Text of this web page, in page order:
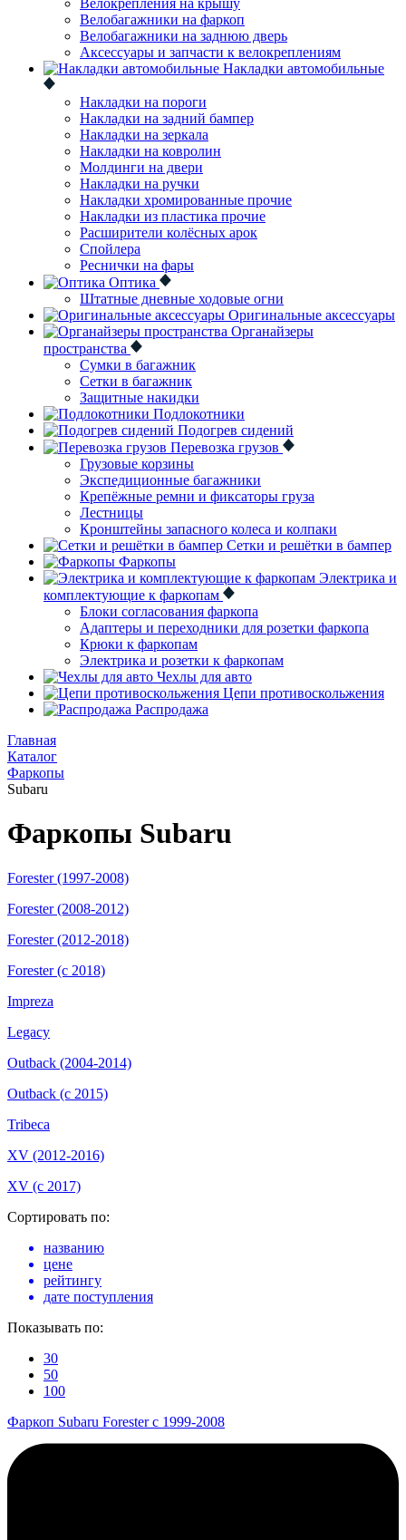
Велокрепления на крышу
Велобагажники на фаркоп
Велобагажники на заднюю дверь
Аксессуары и запчасти к велокреплениям
Накладки автомобильные
Накладки на пороги
Накладки на задний бампер
Накладки на зеркала
Накладки на ковролин
Молдинги на двери
Накладки на ручки
Накладки хромированные прочие
Накладки из пластика прочие
Расширители колёсных арок
Спойлера
Реснички на фары
Оптика
Штатные дневные ходовые огни
Оригинальные аксессуары
Органайзеры
пространства
Сумки в багажник
Сетки в багажник
Защитные накидки
Подлокотники
Подогрев сидений
Перевозка грузов
Грузовые корзины
Экспедиционные багажники
Крепёжные ремни и фиксаторы груза
Лестницы
Кронштейны запасного колеса и колпаки
Сетки и решётки в бампер
Фаркопы
Электрика и
комплектующие к фаркопам
Блоки согласования фаркопа
Адаптеры и переходники для розетки фаркопа
Крюки к фаркопам
Электрика и розетки к фаркопам
Чехлы для авто
Цепи противоскольжения
Распродажа
Главная
Каталог
Фаркопы
Subaru
Фаркопы Subaru
Forester (1997-2008)
Forester (2008-2012)
Forester (2012-2018)
Forester (с 2018)
Impreza
Legacy
Outback (2004-2014)
Outback (с 2015)
Tribeca
XV (2012-2016)
XV (с 2017)
Сортировать по:
названию
цене
рейтингу
дате поступления
Показывать по:
30
50
100
Фаркоп Subaru Forester с 1999-2008